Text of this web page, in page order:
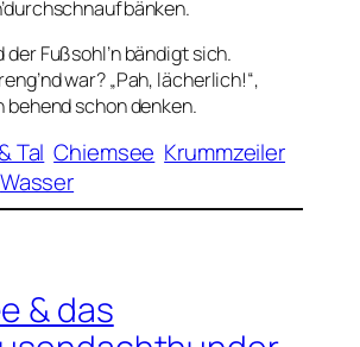
der Fußsohl’n bändigt sich.
war? „Pah, lächerlich!“,
behend schon denken.
Tal Chiemsee Krummzeiler
Wasser
& das